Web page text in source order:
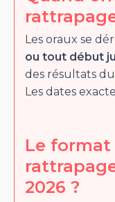
Les oraux se
ou tout début
des résultats
Les dates
Le format
2026 ?